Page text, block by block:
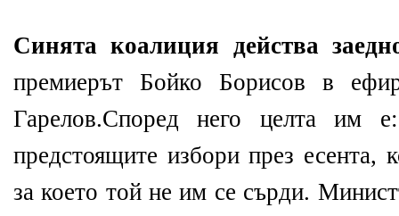
Синята коалиция действа
премиерът Бойко Борисов в
Гарелов.Според него целта им
предстоящите избори през есента,
за което той не им се сърди.